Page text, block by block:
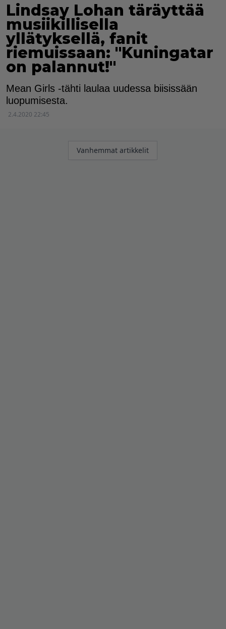
Lindsay Lohan täräyttää
musiikillisella
yllätyksellä, fanit
riemuissaan: "Kuningatar
on palannut!"
Mean Girls -tähti laulaa uudessa biisissään
luopumisesta.
2.4.2020 22:45
Artikkelien
Vanhemmat artikkelit